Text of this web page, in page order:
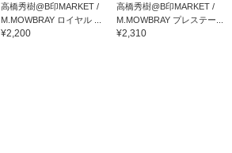
高橋秀樹@B印MARKET /
M.MOWBRAY ロイヤル ...
¥2,200
高橋秀樹@B印MARKET /
M.MOWBRAY プレステー...
¥2,310